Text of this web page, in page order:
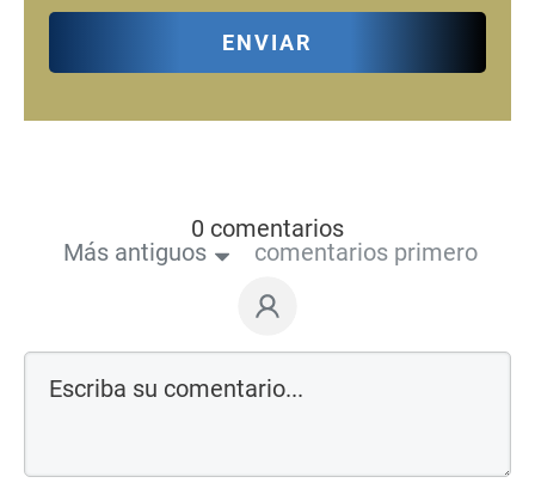
ENVIAR
0 comentarios
Más antiguos
comentarios primero